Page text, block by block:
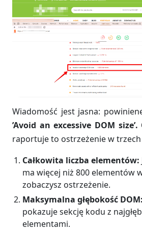
Wiadomość jest jasna:
’Avoid an excessive DOM size’.
raportuje to ostrzeżenie w
Całkowita liczba elementów:
ma więcej niż 800 elementów
zobaczysz ostrzeżenie.
Maksymalna głębokość DOM:
pokazuje sekcję kodu z
elementami.